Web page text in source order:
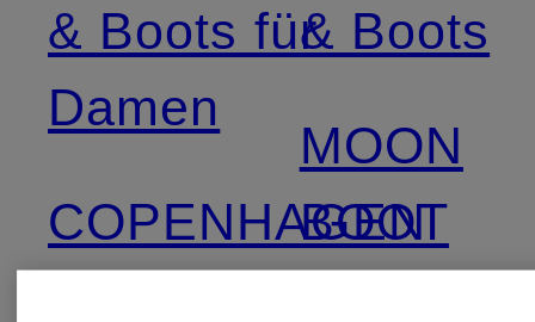
& Boots für
Damen
COPENHAGEN
& Boots
MOON
BOOT